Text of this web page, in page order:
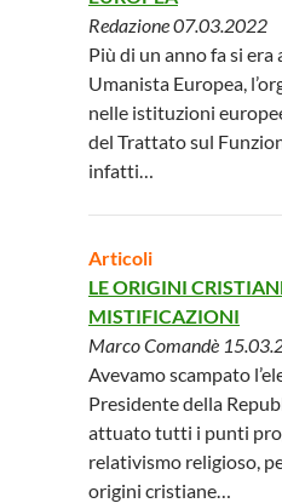
Redazione 07.03.2022
Più di un anno fa si
Umanista Europea,
nelle istituzioni
del Trattato sul
infatti…
Articoli
LE ORIGINI
MISTIFICAZIONI
Marco Comandè
Avevamo scampato
Presidente della
attuato tutti i punti
relativismo religioso,
origini cristiane…